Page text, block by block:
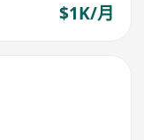
$1K/月